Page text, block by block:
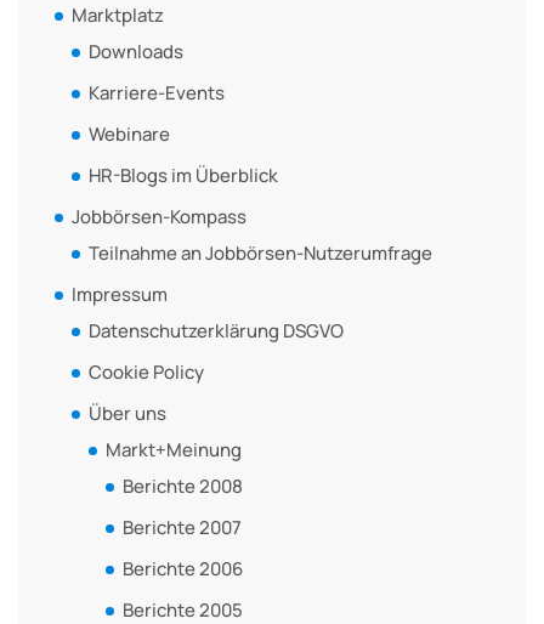
Marktplatz
Downloads
Karriere-Events
Webinare
HR-Blogs im Überblick
Jobbörsen-Kompass
Teilnahme an Jobbörsen-Nutzerumfrage
Impressum
Datenschutzerklärung DSGVO
Cookie Policy
Über uns
Markt+Meinung
Berichte 2008
Berichte 2007
Berichte 2006
Berichte 2005